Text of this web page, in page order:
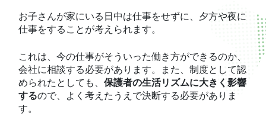
お子さんが家にいる日中は仕事をせずに、夕方や夜に
仕事をすることが考えられます。
これは、今の仕事がそういった働き方ができるのか、
会社に相談する必要があります。また、制度として認
められたとしても、 保護者の生活リズムに大きく影響
するので、よく考えたうえで決断する必要がありま
す。